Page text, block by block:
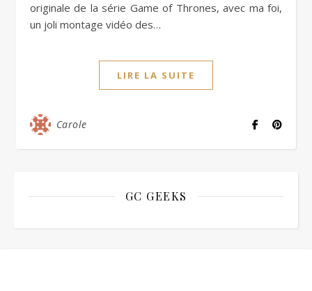
originale de la série Game of Thrones, avec ma foi,
un joli montage vidéo des…
LIRE LA SUITE
Carole
GC GEEKS